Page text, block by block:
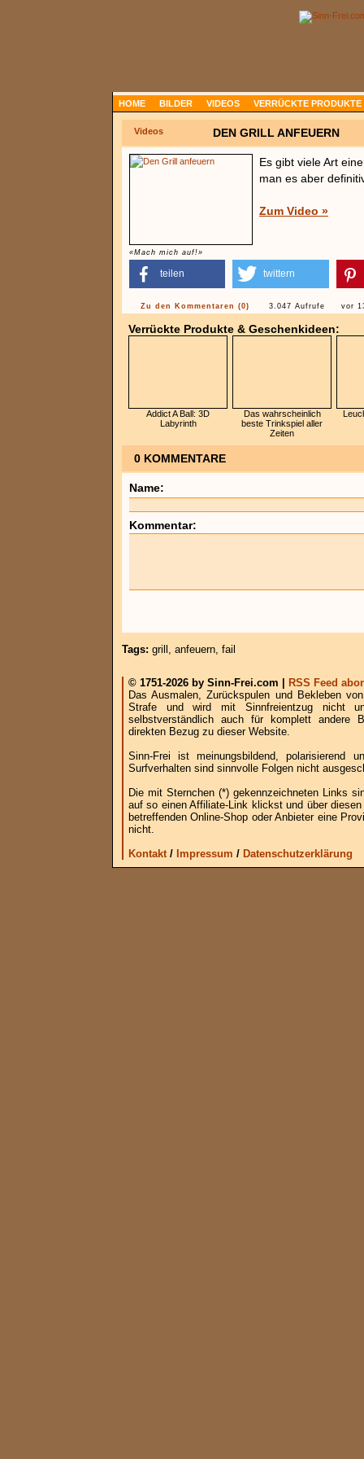
HOME BILDER VIDEOS VERRÜCKTE PRODUKTE
Videos DEN GRILL ANFEUERN
«Mach mich auf!»
Es gibt viele Art
man es aber
Zum Video »
teilen twittern
Zu den Kommentaren (0) 3.047 Aufrufe vor
Verrückte Produkte & Geschenkideen:
Addict A Ball: 3D
Labyrinth
Das wahrscheinlich
beste Trinkspiel aller
Zeiten
0 KOMMENTARE
Name:
Kommentar:
Tags: grill , anfeuern, fail
© 1751-2026 by Sinn-Frei.com |
RSS Feed
Das Ausmalen, Zurückspulen und Bekleben
Strafe und wird mit Sinnfreientzug nicht
selbstverständlich auch für komplett andere
direkten Bezug zu dieser Website.
Sinn-Frei ist meinungsbildend, polarisierend
Surfverhalten sind sinnvolle Folgen nicht
Die mit Sternchen (*) gekennzeichneten Links
auf so einen Affiliate-Link klickst und über
betreffenden Online-Shop oder Anbieter eine
nicht.
Kontakt/ Impressum / Datenschutzerklärung